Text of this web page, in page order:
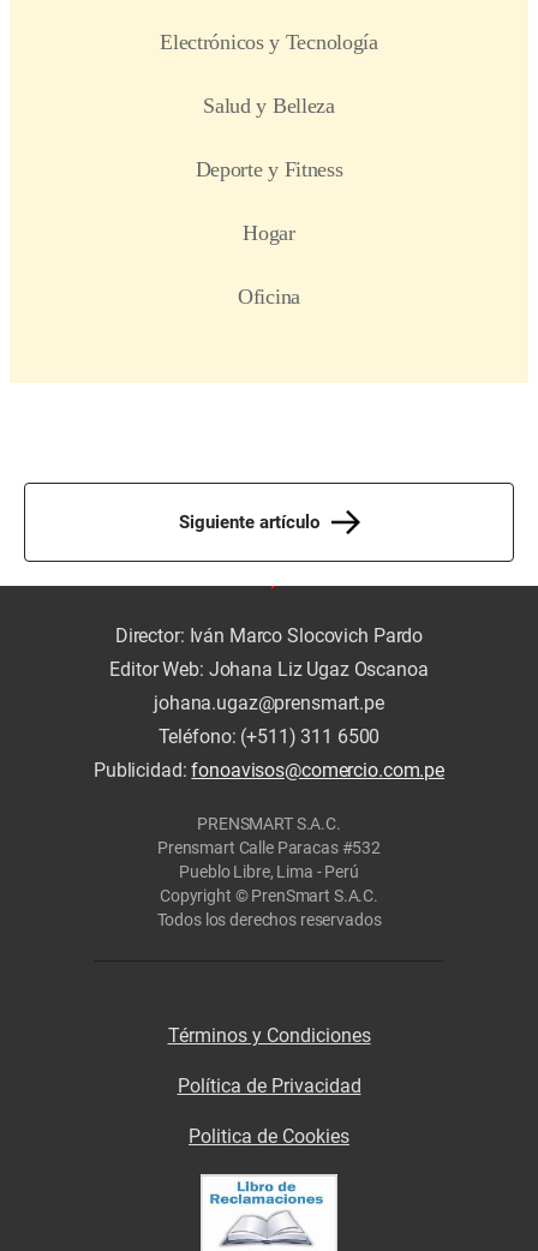
Siguiente artículo
Director: Iván Marco Slocovich Pardo
Editor Web: Johana Liz Ugaz Oscanoa
johana.ugaz@prensmart.pe
Teléfono: (+511) 311 6500
Publicidad:fonoavisos@comercio.com.pe
PRENSMART S.A.C.
Prensmart Calle Paracas #532
Pueblo Libre, Lima - Perú
Copyright © PrenSmart S.A.C.
Todos los derechos reservados
Términos y Condiciones
Política de Privacidad
Politica de Cookies